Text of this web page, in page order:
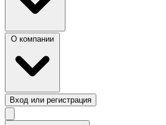
Вход или регистрация